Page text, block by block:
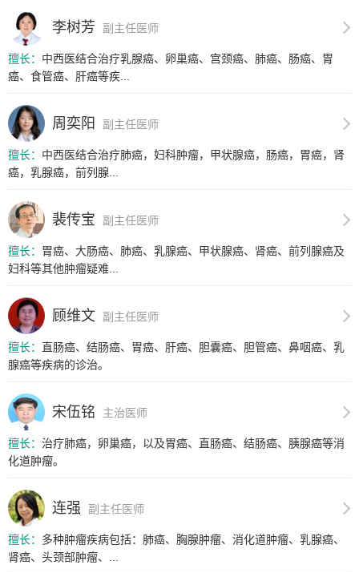
李树芳 副主任医师
擅长： 中西医结合治疗乳腺癌、卵巢癌、宫颈癌、肺癌、肠癌、胃
癌、食管癌、肝癌等疾...
周奕阳 副主任医师
擅长： 中西医结合治疗肺癌，妇科肿瘤，甲状腺癌，肠癌，胃癌，肾
癌，乳腺癌，前列腺...
裴传宝 副主任医师
擅长： 胃癌、大肠癌、肺癌、乳腺癌、甲状腺癌、肾癌、前列腺癌及
妇科等其他肿瘤疑难...
顾维文 副主任医师
擅长： 直肠癌、结肠癌、胃癌、肝癌、胆囊癌、胆管癌、鼻咽癌、乳
腺癌等疾病的诊治。
宋伍铭 主治医师
擅长： 治疗肺癌，卵巢癌，以及胃癌、直肠癌、结肠癌、胰腺癌等消
化道肿瘤。
连强 副主任医师
擅长： 多种肿瘤疾病包括：肺癌、胸腺肿瘤、消化道肿瘤、乳腺癌、
肾癌、头颈部肿瘤、...